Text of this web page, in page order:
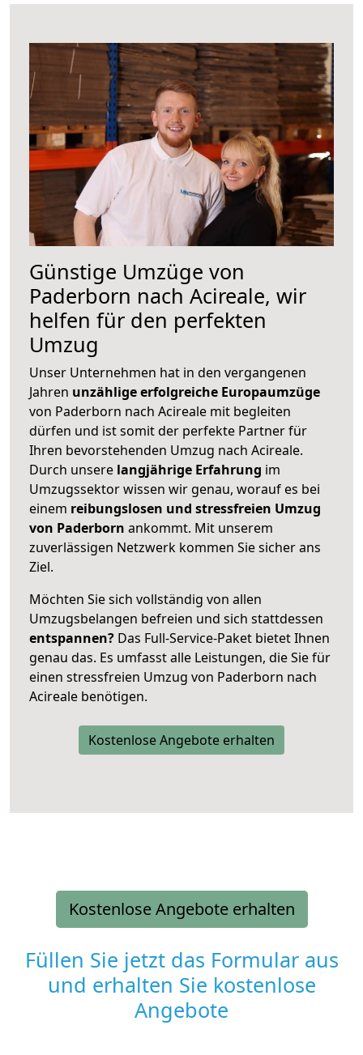
Günstige Umzüge von
Paderborn nach Acireale, wir
helfen für den perfekten
Umzug
Unser Unternehmen hat in den vergangenen
Jahren unzählige erfolgreiche Europaumzüge
von Paderborn nach Acireale mit begleiten
dürfen und ist somit der perfekte Partner für
Ihren bevorstehenden Umzug nach Acireale.
Durch unsere langjährige Erfahrung im
Umzugssektor wissen wir genau, worauf es bei
einem reibungslosen und stressfreien Umzug
von Paderborn ankommt. Mit unserem
zuverlässigen Netzwerk kommen Sie sicher ans
Ziel.
Möchten Sie sich vollständig von allen
Umzugsbelangen befreien und sich stattdessen
entspannen? Das Full-Service-Paket bietet Ihnen
genau das. Es umfasst alle Leistungen, die Sie für
einen stressfreien Umzug von Paderborn nach
Acireale benötigen.
Kostenlose Angebote erhalten
Kostenlose Angebote erhalten
Füllen Sie jetzt das Formular aus
und erhalten Sie kostenlose
Angebote